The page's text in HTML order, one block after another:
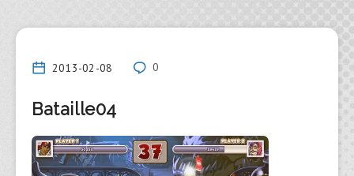
2013-02-08 0
Bataille04